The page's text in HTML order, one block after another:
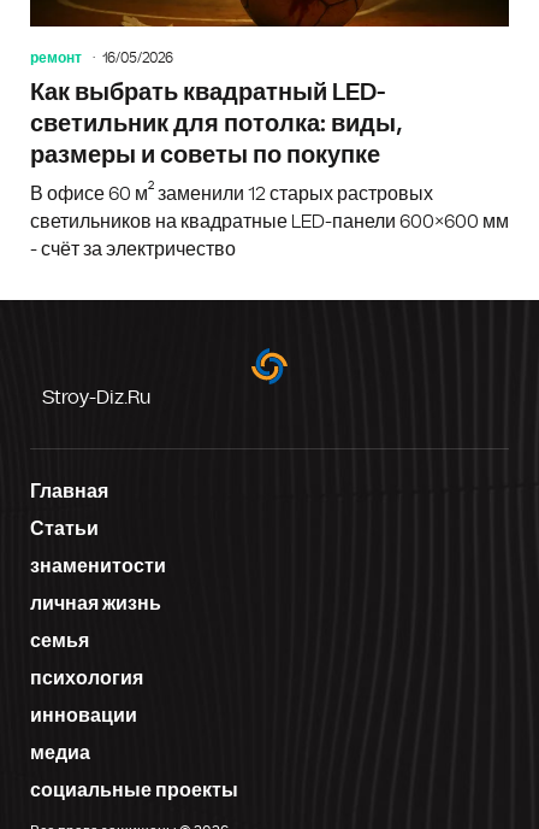
ремонт 16/05/2026
Как выбрать квадратный LED-
светильник для потолка: виды,
размеры и советы по покупке
В офисе 60 м² заменили 12 старых растровых
светильников на квадратные LED-панели 600×600 мм
- счёт за электричество
Stroy-Diz.ru
Главная
Статьи
знаменитости
личная жизнь
семья
психология
инновации
медиа
социальные проекты